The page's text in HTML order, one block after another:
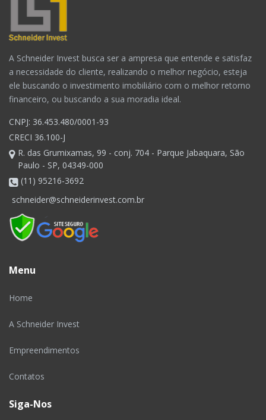
A Schneider Invest busca ser a ampresa que entende e satisfaz
a necessidade do cliente, realizando o melhor negócio, esteja
ele buscando o investimento imobiliário com o melhor retorno
financeiro, ou buscando a sua moradia ideal.
CNPJ: 36.453.480/0001-93
CRECI 36.100-J
R. das Grumixamas, 99 - conj. 704 - Parque Jabaquara, São
Paulo - SP, 04349-000
(11) 95216-3692
schneider@schneiderinvest.com.br
Menu
Home
A Schneider Invest
Empreendimentos
Contatos
Siga-Nos